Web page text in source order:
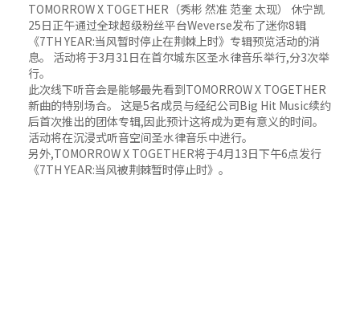
TOMORROW X TOGETHER（秀彬 然准 范奎 太现） 休宁凯
25日正午通过全球超级粉丝平台Weverse发布了迷你8辑
《7TH YEAR:当风暂时停止在荆棘上时》专辑预览活动的消
息。 活动将于3月31日在首尔城东区圣水律音乐举行,分3次举
行。
此次线下听音会是能够最先看到TOMORROW X TOGETHER
新曲的特别场合。 这是5名成员与经纪公司Big Hit Music续约
后首次推出的团体专辑,因此预计这将成为更有意义的时间。
活动将在沉浸式听音空间圣水律音乐中进行。
另外,TOMORROW X TOGETHER将于4月13日下午6点发行
《7TH YEAR:当风被荆棘暂时停止时》。